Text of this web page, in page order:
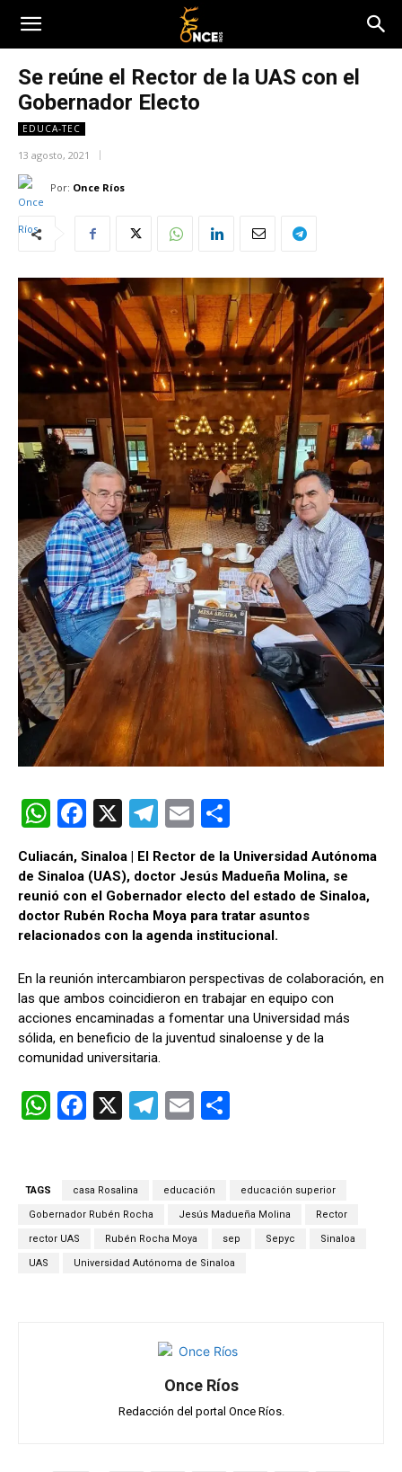
Se reúne el Rector de la UAS con el
Gobernador Electo
EDUCA-TEC
13 agosto, 2021
Por: Once Ríos
W
h
at
s
A
p
F
a
ce
b
o
k
X
T
el
e
gr
a
E
m
ail
o
m
p
ar
Culiacán, Sinaloa | El Rector de la Universidad Autónoma
de Sinaloa (UAS), doctor Jesús Madueña Molina, se
reunió con el Gobernador electo del estado de Sinaloa,
doctor Rubén Rocha Moya para tratar asuntos
relacionados con la agenda institucional.
En la reunión intercambiaron perspectivas de colaboración, en
las que ambos coincidieron en trabajar en equipo con
acciones encaminadas a fomentar una Universidad más
sólida, en beneficio de la juventud sinaloense y de la
comunidad universitaria.
W
A
p
F
b
o
k
X
T
gr
m
E
p
ar
tir
TAGS casa Rosalina educación educación superior
Gobernador Rubén Rocha Jesús Madueña Molina Rector
rector UAS Rubén Rocha Moya sep Sepyc Sinaloa
UAS Universidad Autónoma de Sinaloa
Once Ríos
Redacción del portal Once Ríos.